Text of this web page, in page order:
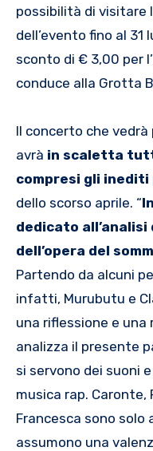
possibilità di visitare
dell’evento fino al 31
sconto di € 3,00 per
conduce alla Grotta
Il concerto che
avrà in scaletta
compresi gli
dello scorso aprile. “
dedicato
dell’opera del
Partendo da alcuni
infatti, Murubutu e
una riflessione e
analizza il presente
si servono dei suoni
musica rap. Caronte,
Francesca sono solo
assumono una